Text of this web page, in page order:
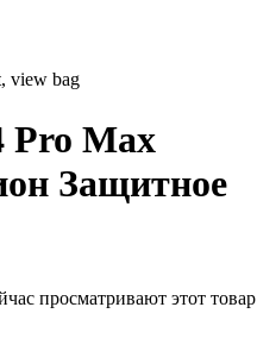
view bag
Pro Max
Защитное
просматривают этот товар